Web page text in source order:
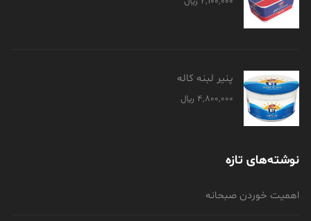
پنیر لبنه کاله
4,800,000 ﷼
نوشته‌های تازه
اهمیت خوردن صبحانه